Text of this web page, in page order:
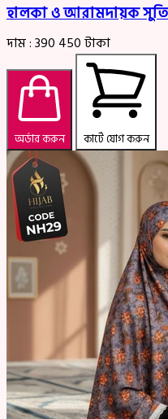
হালকা ও আরামদায়ক সুতি
দাম :390 450টাকা
অর্ডার করুন কার্টে যোগ করুন